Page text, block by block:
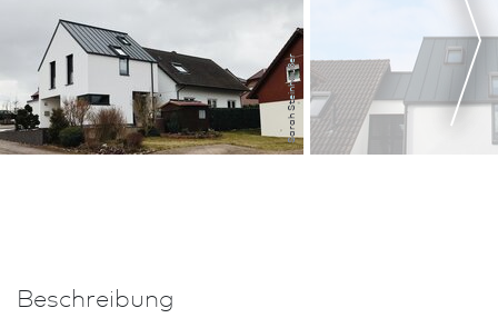
Sarah Steinhäußer
Beschreibung